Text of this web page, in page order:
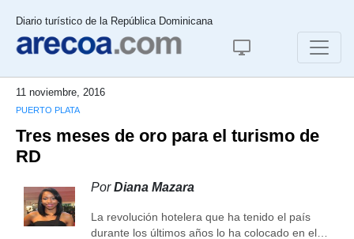
Diario turístico de la República Dominicana
11 noviembre, 2016
PUERTO PLATA
Tres meses de oro para el turismo de
RD
PorDiana Mazara
La revolución hotelera que ha tenido el país
durante los últimos años lo ha colocado en el…